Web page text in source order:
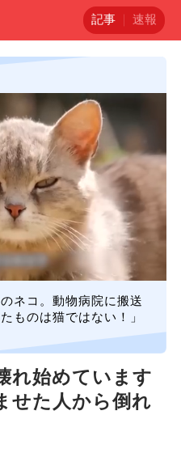
記事 速報
ネコ。動物病院に搬送
ものは猫ではない！」
れ始めています
せた人から倒れ